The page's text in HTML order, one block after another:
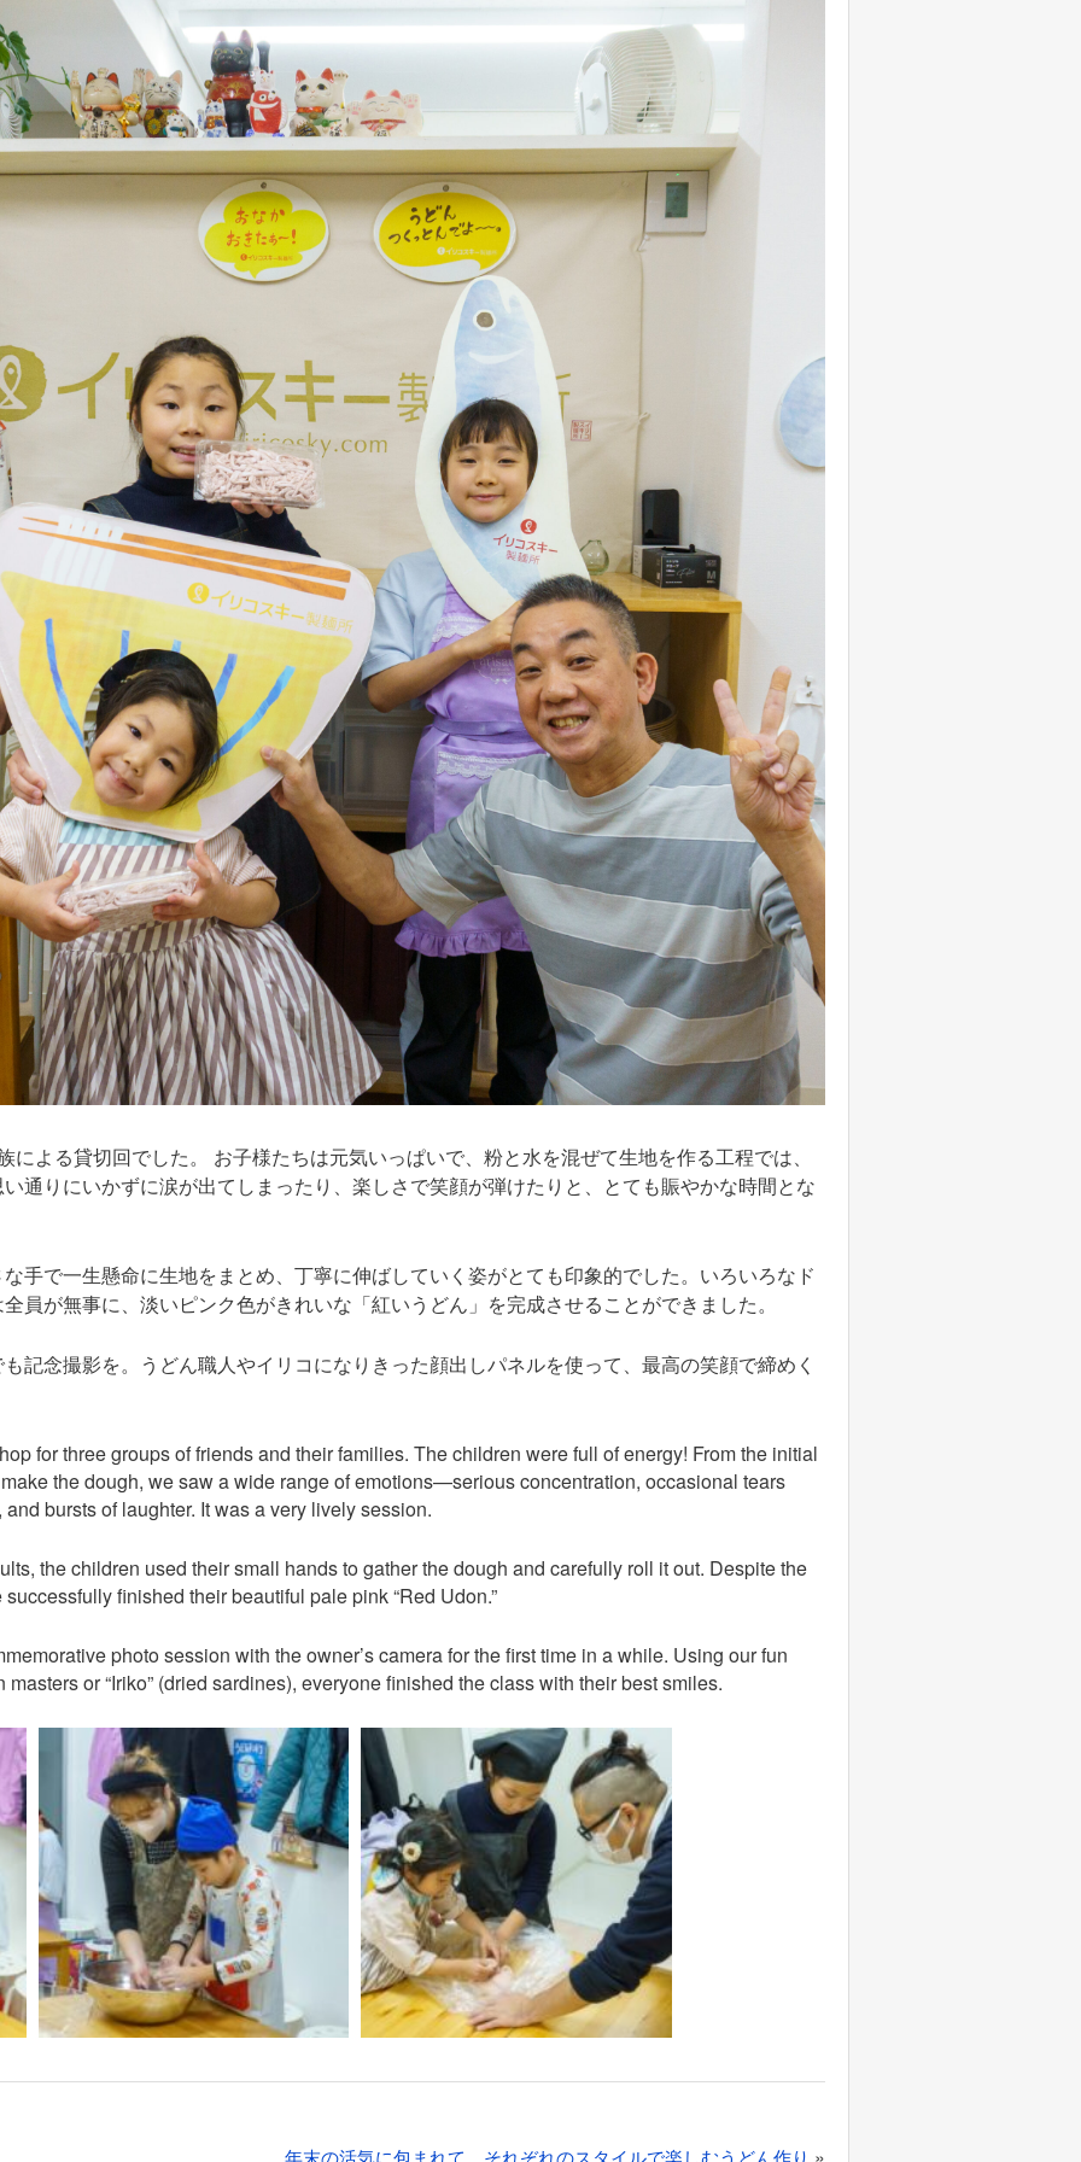
による貸切回でした。 お子様たちは元気いっぱいで、粉と水を混ぜて生地を作る工程では、
通りにいかずに涙が出てしまったり、楽しさで笑顔が弾けたりと、とても賑やかな時間とな
手で一生懸命に生地をまとめ、丁寧に伸ばしていく姿がとても印象的でした。いろいろなド
員が無事に、淡いピンク色がきれいな「紅いうどん」を完成させることができました。
記念撮影を。うどん職人やイリコになりきった顔出しパネルを使って、最高の笑顔で締めく
for three groups of friends and their families. The children were full of energy! From the initial
the dough, we saw a wide range of emotions—serious concentration, occasional tears
bursts of laughter. It was a very lively session.
the children used their small hands to gather the dough and carefully roll it out. Despite the
finished their beautiful pale pink “Red Udon.”
photo session with the owner’s camera for the first time in a while. Using our fun
or “Iriko” (dried sardines), everyone finished the class with their best smiles.
年末の活気に包まれて。それぞれのスタイルで楽しむうどん作り »